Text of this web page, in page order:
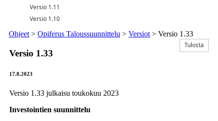
Versio 1.11
Versio 1.10
Ohjeet > Opiferus Taloussuunnittelu > Versiot > Versio 1.33
Versio 1.33
17.8.2023
Tulosta
Versio 1.33 julkaisu toukokuu 2023
Investointien suunnittelu